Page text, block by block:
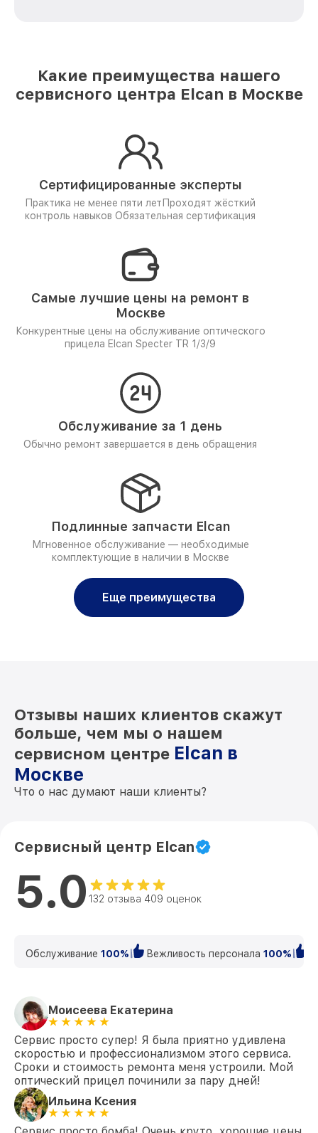
Какие преимущества нашего
сервисного центра Elcan в Москве
Сертифицированные эксперты
Практика не менее пяти лет Проходят жёсткий
контроль навыков Обязательная сертификация
Самые лучшие цены на ремонт в
Москве
Конкурентные цены на обслуживание оптического
прицела Elcan Specter TR 1/3/9
Обслуживание за 1 день
Обычно ремонт завершается в день обращения
Подлинные запчасти Elcan
Мгновенное обслуживание — необходимые
комплектующие в наличии в Москве
Еще преимущества
Отзывы наших клиентов скажут
больше, чем мы о нашем
сервисном центре Elcan в
Москве
Что о нас думают наши клиенты?
Сервисный центр Elcan
5.0 132 отзыва 409 оценок
Обслуживание 100% Вежливость персонала 100%
Моисеева Екатерина
Сервис просто супер! Я была приятно удивлена
скоростью и профессионализмом этого сервиса.
Сроки и стоимость ремонта меня устроили. Мой
оптический прицел починили за пару дней!
Ильина Ксения